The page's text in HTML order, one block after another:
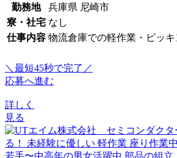
勤務地
兵庫県 尼崎市
寮・社宅 なし
仕事内容 物流倉庫での軽作業・ピッ
＼最短45秒で完了／
応募へ進む
詳しく
見る